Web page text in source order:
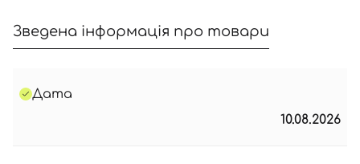
Зведена інформація про товари
Дата
10.08.2026